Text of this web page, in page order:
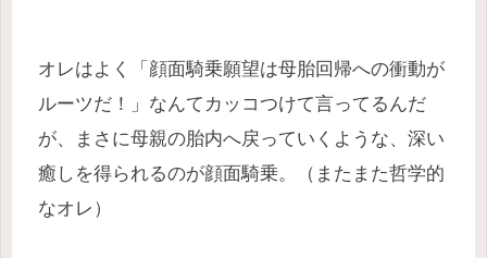
オレはよく「顔面騎乗願望は母胎回帰への衝動が
ルーツだ！」なんてカッコつけて言ってるんだ
が、まさに母親の胎内へ戻っていくような、深い
癒しを得られるのが顔面騎乗。（またまた哲学的
なオレ）